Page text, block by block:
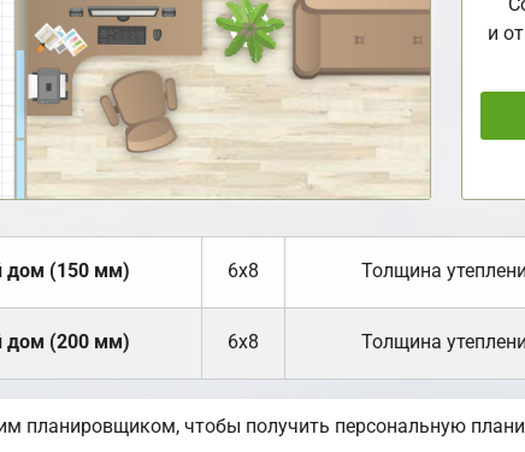
и
дом (150 мм) 6х8 Толщина
дом (200 мм) 6х8 Толщина
планировщиком, чтобы получить персональную